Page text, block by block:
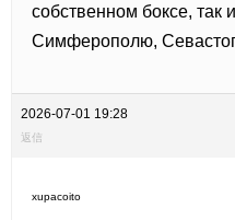
собственном боксе, так
Симферополю,
2026-07-01 19:28
返信
xupacoito